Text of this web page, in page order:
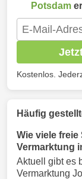
Potsdam
Kostenlos.
Häufig
Wie viele
Vermarktung
Aktuell gibt es
Vermarktung